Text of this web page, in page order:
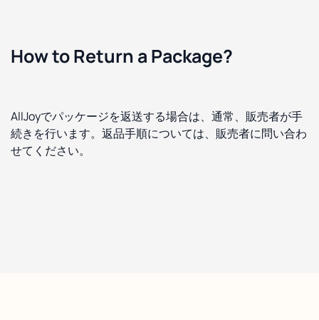
How to Return a Package?
AllJoyでパッケージを返送する場合は、通常、販売者が手
続きを行います。返品手順については、販売者に問い合わ
せてください。